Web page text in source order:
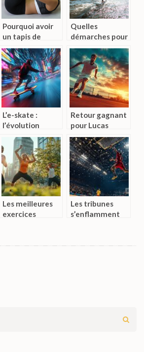
Pourquoi avoir
un tapis de
gymnastique
chez soi ?
Quelles
démarches pour
débuter en sup
foil ?
L’e-skate :
l’évolution
ultime du
skateboard –
Diagnostic et
réparation des
pannes
courantes
Retour gagnant
pour Lucas
Pouille : les
marques qui ont
misé sur sa
renaissance
sportive
Les meilleures
exercices
l’entrainement
Les tribunes
s’enflamment
Handball 2013